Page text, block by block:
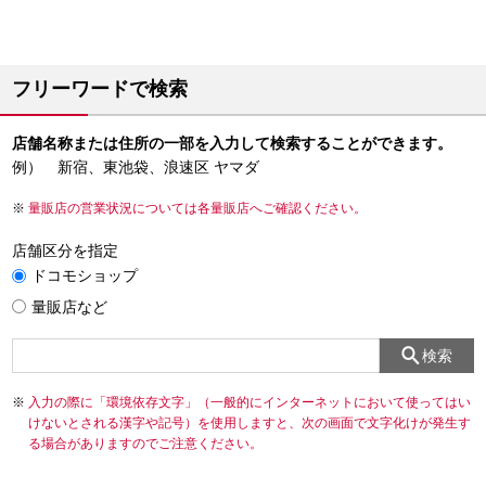
フリーワードで検索
店舗名称または住所の一部を入力して検索することができます。
例） 新宿、東池袋、浪速区 ヤマダ
量販店の営業状況については各量販店へご確認ください。
店舗区分を指定
ドコモショップ
量販店など
検索
入力の際に「環境依存文字」（一般的にインターネットにおいて使ってはい
けないとされる漢字や記号）を使用しますと、次の画面で文字化けが発生す
る場合がありますのでご注意ください。